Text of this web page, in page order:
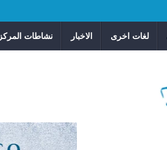
لغات اخرى الاخبار نشاطات المركز